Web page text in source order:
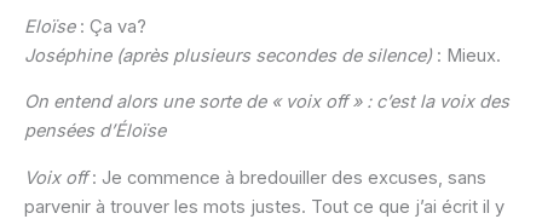
Eloïse: Ça va?
Joséphine (après plusieurs secondes de silence): Mieux.
On entend alors une sorte de « voix off » : c’est la voix des
pensées d’Éloïse
Voix off: Je commence à bredouiller des excuses, sans
parvenir à trouver les mots justes. Tout ce que j’ai écrit il y